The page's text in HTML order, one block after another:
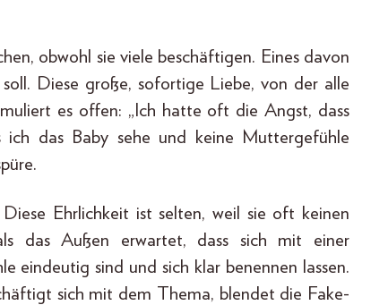
obwohl sie viele beschäftigen. Eines davon
Diese große, sofortige Liebe, von der alle
es offen: „Ich hatte oft die Angst, dass
ich das Baby sehe und keine Muttergefühle
Ehrlichkeit ist selten, weil sie oft keinen
das Außen erwartet, dass sich mit einer
eindeutig sind und sich klar benennen lassen.
sich mit dem Thema, blendet die Fake-